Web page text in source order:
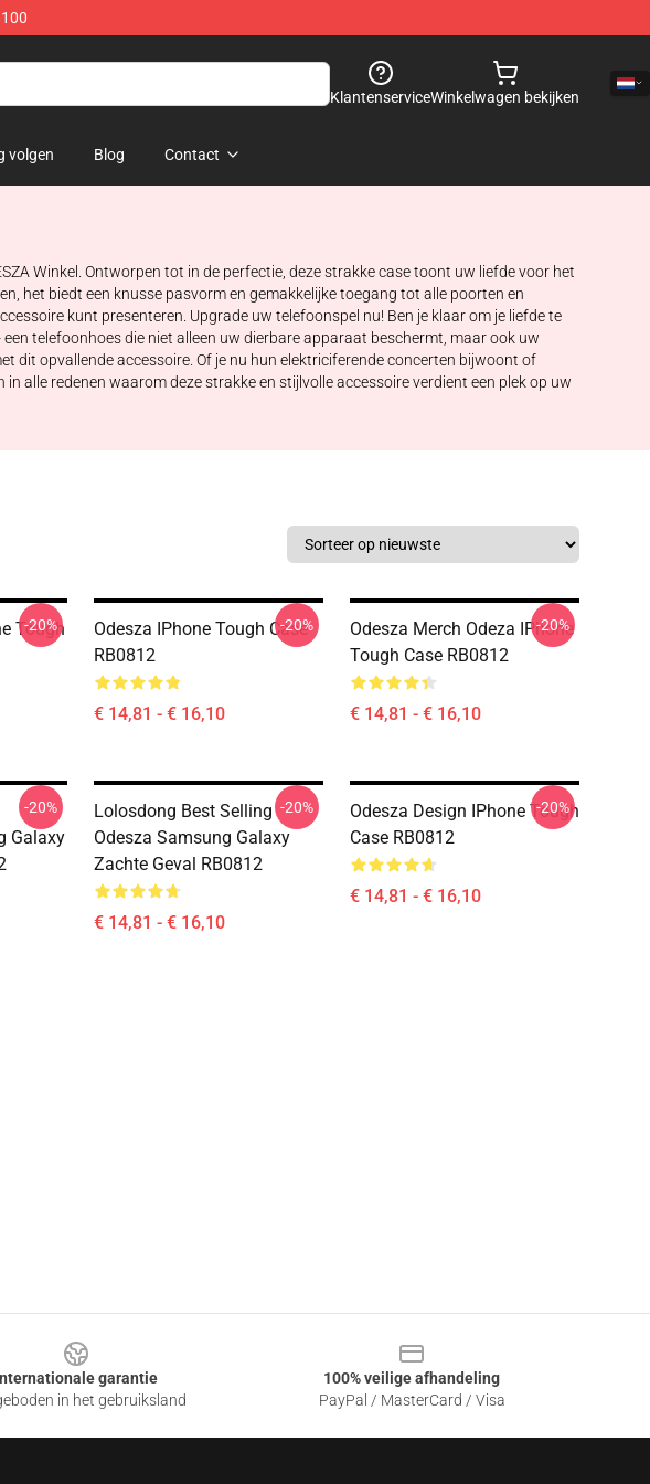
KlantenserviceWinkelwagen bekijken
volgen Blog Contact
Winkel. Ontworpen tot in de perfectie, deze strakke case toont uw liefde voor het
het biedt een knusse pasvorm en gemakkelijke toegang tot alle poorten en
kunt presenteren. Upgrade uw telefoonspel nu! Ben je klaar om je liefde te
een telefoonhoes die niet alleen uw dierbare apparaat beschermt, maar ook uw
dit opvallende accessoire. Of je nu hun elektriciferende concerten bijwoont of
alle redenen waarom deze strakke en stijlvolle accessoire verdient een plek op uw
Tough
-20%
Odesza IPhone Tough Case
RB0812
€ 14,81 - € 16,10
-20%
Odesza Merch Odeza IPhone
Tough Case RB0812
€ 14,81 - € 16,10
-20%
Galaxy
-20%
Lolosdong Best Selling
Odesza Samsung Galaxy
Zachte Geval RB0812
€ 14,81 - € 16,10
-20%
Odesza Design IPhone Tough
Case RB0812
€ 14,81 - € 16,10
-20%
garantie
in het gebruiksland
100% veilige afhandeling
PayPal / MasterCard / Visa